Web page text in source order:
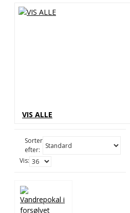
VIS ALLE
Sorter
efter:
Vis: